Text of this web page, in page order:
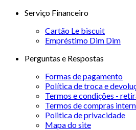
Serviço Financeiro
Cartão Le biscuit
Empréstimo Dim Dim
Perguntas e Respostas
Formas de pagamento
Política de troca e
Termos e condições -
Termos de compras
Politica de privacidade
Mapa do site